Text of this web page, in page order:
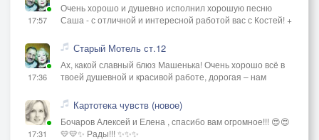
17:57
Очень хорошо и душевно исполнил хорошую песню
Саша - с отличной и интересной работой вас с Костей! +
17:36
Старый Мотель ст.12
Ах, какой славный блюз Машенька! Очень хорошо всё в
твоей душевной и красивой работе, дорогая – нам
17:31
Картотека чувств (новое)
Бочаров Алексей и Елена , спасибо вам огромное!!! 😍😍
💛💛✨ Рады!!! ✨✨✨